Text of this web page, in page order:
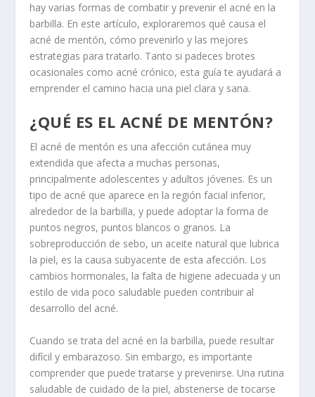
hay varias formas de combatir y prevenir el acné en la
barbilla. En este artículo, exploraremos qué causa el
acné de mentón, cómo prevenirlo y las mejores
estrategias para tratarlo. Tanto si padeces brotes
ocasionales como acné crónico, esta guía te ayudará a
emprender el camino hacia una piel clara y sana.
¿QUÉ ES EL ACNÉ DE MENTÓN?
El acné de mentón es una afección cutánea muy
extendida que afecta a muchas personas,
principalmente adolescentes y adultos jóvenes. Es un
tipo de acné que aparece en la región facial inferior,
alrededor de la barbilla, y puede adoptar la forma de
puntos negros, puntos blancos o granos. La
sobreproducción de sebo, un aceite natural que lubrica
la piel, es la causa subyacente de esta afección. Los
cambios hormonales, la falta de higiene adecuada y un
estilo de vida poco saludable pueden contribuir al
desarrollo del acné.
Cuando se trata del acné en la barbilla, puede resultar
difícil y embarazoso. Sin embargo, es importante
comprender que puede tratarse y prevenirse. Una rutina
saludable de cuidado de la piel, abstenerse de tocarse